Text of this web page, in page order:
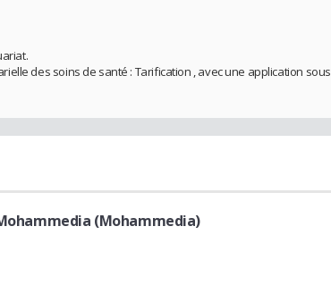
des soins de santé : Tarification , avec une application sous
(Mohammedia)